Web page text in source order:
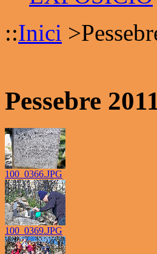
::Inici >
Pessebre
100_0366.JPG
100_0369.JPG